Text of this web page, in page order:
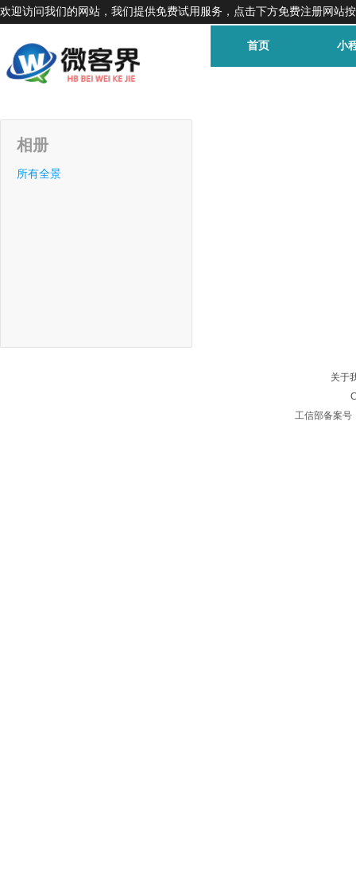
欢迎访问我们的网站，我们提供免费试用服务，点击下方免费注册网站
首页 小
相册
所有全景
关于
工信部备案号